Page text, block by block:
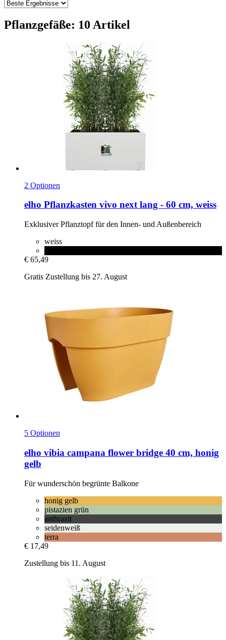
Pflanzgefäße: 10 Artikel
2 Optionen
elho Pflanzkasten vivo next lang -​ 60 cm, weiss
Exklusiver Pflanztopf für den Innen-​ und Außenbereich
weiss
€ 65,49
Gratis Zustellung bis 27. August
5 Optionen
elho vibia campana flower bridge 40 cm, honig
gelb
Für wunderschön begrünte Balkone
honig gelb
pistazien grün
anthrazit
seidenweiß
terra
€ 17,49
Zustellung bis 11. August